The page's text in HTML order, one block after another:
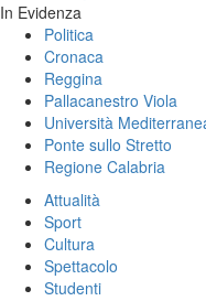
In Evidenza
Politica
Cronaca
Reggina
Pallacanestro Viola
Università
Ponte sullo Stretto
Regione Calabria
Attualità
Sport
Cultura
Spettacolo
Studenti